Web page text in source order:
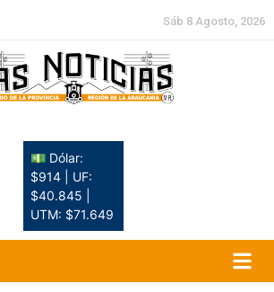
Sáb 8 Agosto, 2026
💵 Dólar:
$914 | UF:
$40.845 |
UTM: $71.649